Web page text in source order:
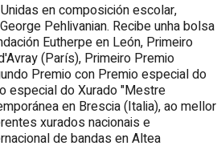
en composición escolar,
Pehlivanian. Recibe unha bolsa
Eutherpe en León, Primeiro
(París), Primeiro Premio
Premio con Premio especial do
especial do Xurado "Mestre
en Brescia (Italia), ao mellor
xurados nacionais e
de bandas en Altea